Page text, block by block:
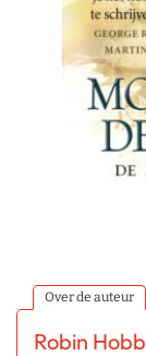
Over de auteur
Robin Hobb